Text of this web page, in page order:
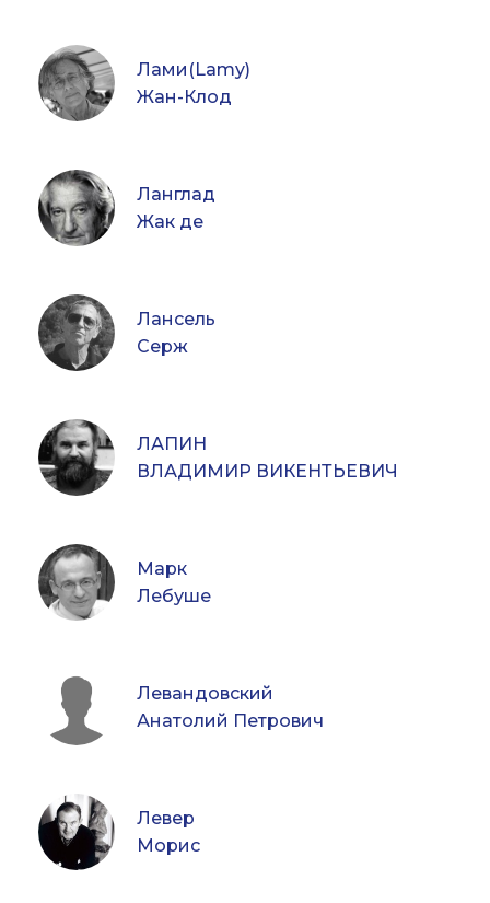
Лами(Lamy)
Жан-Клод
Ланглад
Жак де
Лансель
Серж
ЛАПИН
ВЛАДИМИР ВИКЕНТЬЕВИЧ
Марк
Лебуше
Левандовский
Анатолий Петрович
Левер
Морис